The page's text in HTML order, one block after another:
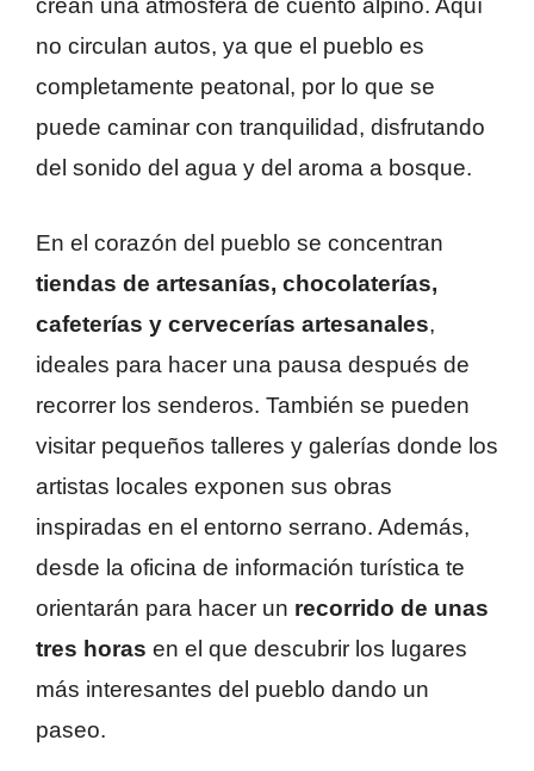
crean una atmósfera de cuento alpino. Aquí
no circulan autos, ya que el pueblo es
completamente peatonal, por lo que se
puede caminar con tranquilidad, disfrutando
del sonido del agua y del aroma a bosque.
En el corazón del pueblo se concentran
tiendas de artesanías, chocolaterías,
cafeterías y cervecerías artesanales,
ideales para hacer una pausa después de
recorrer los senderos. También se pueden
visitar pequeños talleres y galerías donde los
artistas locales exponen sus obras
inspiradas en el entorno serrano. Además,
desde la oficina de información turística te
orientarán para hacer un recorrido de unas
tres horas en el que descubrir los lugares
más interesantes del pueblo dando un
paseo.